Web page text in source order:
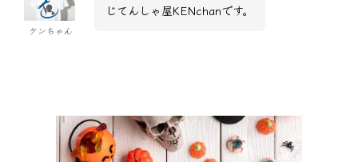
ケンちゃん
じてんしゃ屋KENchanです。